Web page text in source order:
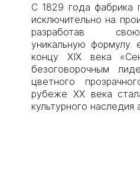
С 1829 года фабрика
исключительно на
разработав
уникальную формулу
концу XIX века
безоговорочным
цветного
рубеже XX века
культурного